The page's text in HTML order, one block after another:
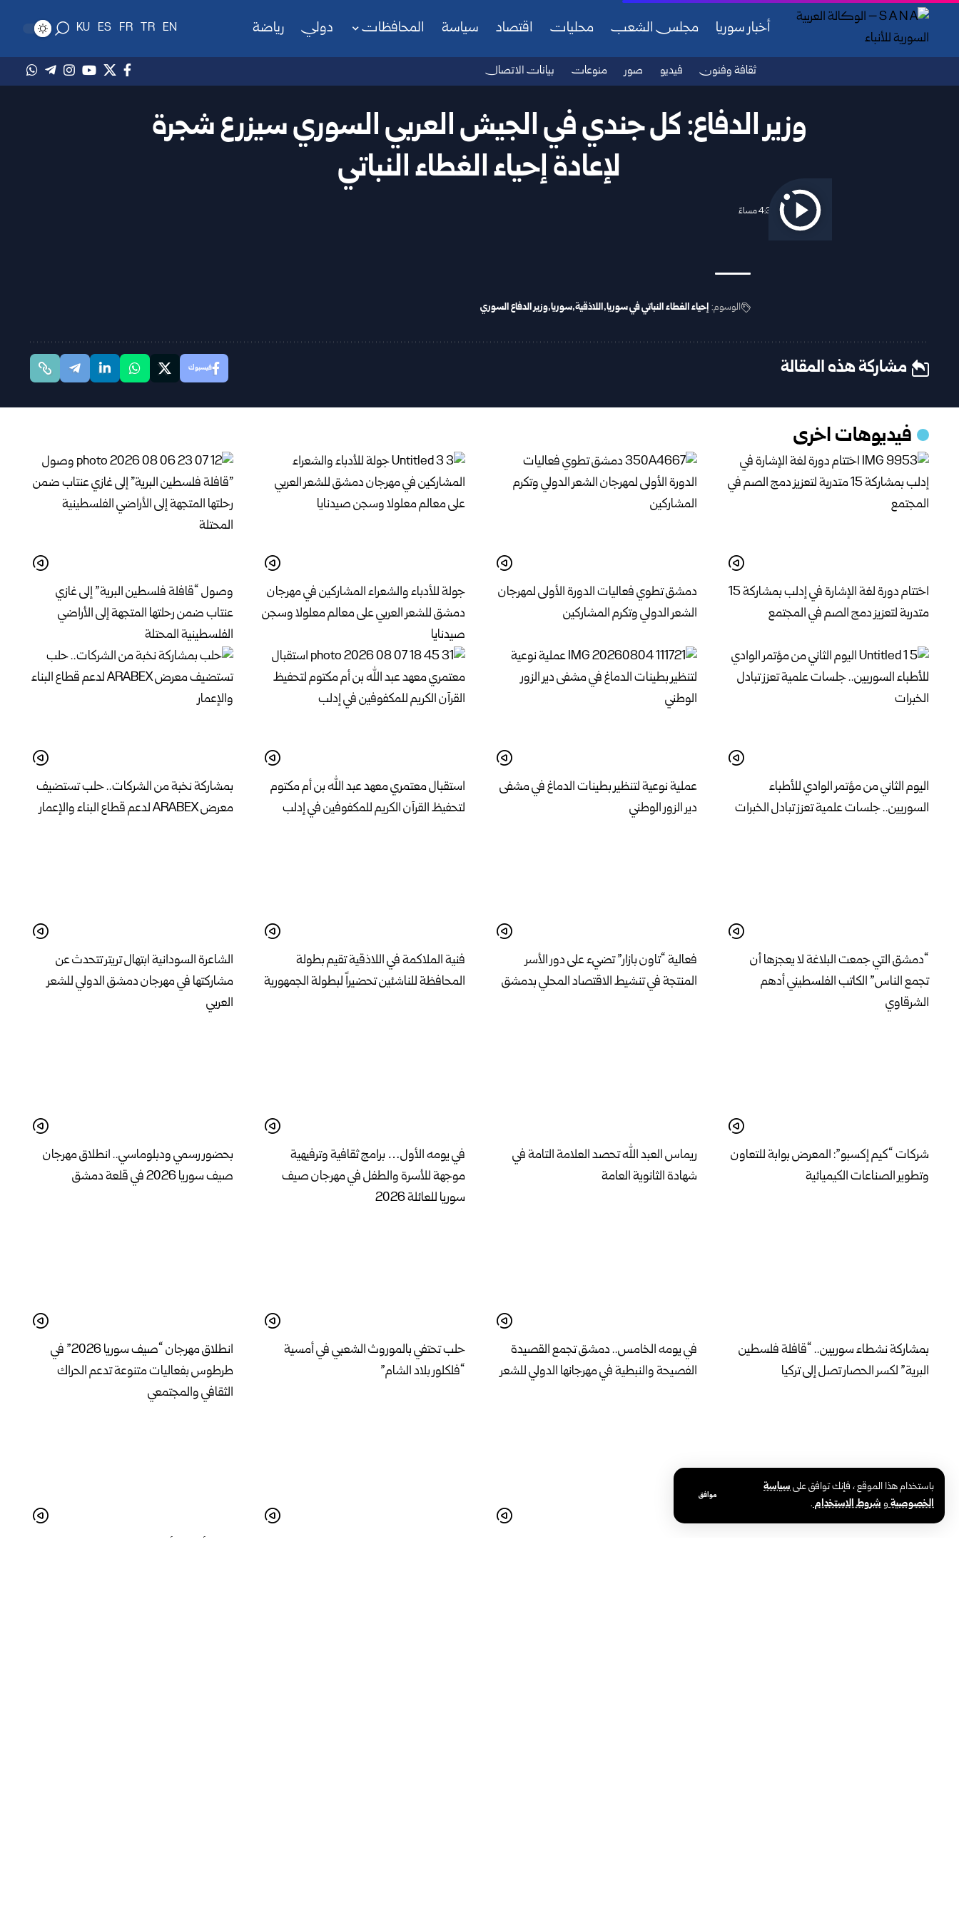
باستخدام هذا الموقع ، فإنك توافق علىسياسة
الخصوصيةوشروط الاستخدام.
موافق
أخبار سوريا مجلس الشعب محليات اقتصاد سياسة المحافظات دولي رياضة EN
TR
FR
ES
KU
ثقافة وفنون فيديو صور منوعات بيانات الاتصال
وزير الدفاع: كل جندي في الجيش العربي السوري سيزرع شجرة
لإعادة إحياء الغطاء النباتي
2025/12/18 4:33 مساءً
الوسوم: إحياء الغطاء النباتي في سوريا اللاذقية سوريا وزير الدفاع السوري
مشاركة هذه المقالة فيسبوك
فيديوهات اخرى
اختتام دورة لغة الإشارة في إدلب بمشاركة 15
متدربة لتعزيز دمج الصم في المجتمع
دمشق تطوي فعاليات الدورة الأولى لمهرجان
الشعر الدولي وتكرم المشاركين
جولة للأدباء والشعراء المشاركين في مهرجان
دمشق للشعر العربي على معالم معلولا وسجن
صيدنايا
وصول “قافلة فلسطين البرية” إلى غازي
عنتاب ضمن رحلتها المتجهة إلى الأراضي
الفلسطينية المحتلة
اليوم الثاني من مؤتمر الوادي للأطباء
السوريين.. جلسات علمية تعزز تبادل الخبرات
عملية نوعية لتنظير بطينات الدماغ في مشفى
دير الزور الوطني
استقبال معتمري معهد عبد الله بن أم مكتوم
لتحفيظ القرآن الكريم للمكفوفين في إدلب
بمشاركة نخبة من الشركات.. حلب تستضيف
معرض ARABEX لدعم قطاع البناء والإعمار
“دمشق التي جمعت البلاغة لا يعجزها أن
تجمع الناس” الكاتب الفلسطيني أدهم
الشرقاوي
فعالية “تاون بازار” تضيء على دور الأسر
المنتجة في تنشيط الاقتصاد المحلي بدمشق
فنية الملاكمة في اللاذقية تقيم بطولة
المحافظة للناشئين تحضيراً لبطولة الجمهورية
الشاعرة السودانية ابتهال تريتر تتحدث عن
مشاركتها في مهرجان دمشق الدولي للشعر
العربي
شركات “كيم إكسبو”: المعرض بوابة للتعاون
وتطوير الصناعات الكيميائية
ريماس العبد الله تحصد العلامة التامة في
شهادة الثانوية العامة
في يومه الأول… برامج ثقافية وترفيهية
موجهة للأسرة والطفل في مهرجان صيف
سوريا للعائلة 2026
بحضور رسمي ودبلوماسي.. انطلاق مهرجان
صيف سوريا 2026 في قلعة دمشق
بمشاركة نشطاء سوريين.. “قافلة فلسطين
البرية” لكسر الحصار تصل إلى تركيا
في يومه الخامس.. دمشق تجمع القصيدة
الفصيحة والنبطية في مهرجانها الدولي للشعر
حلب تحتفي بالموروث الشعبي في أمسية
“فلكلور بلاد الشام”
انطلاق مهرجان “صيف سوريا 2026” في
طرطوس بفعاليات متنوعة تدعم الحراك
الثقافي والمجتمعي